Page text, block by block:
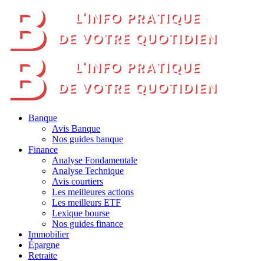
Banque
Avis Banque
Nos guides banque
Finance
Analyse Fondamentale
Analyse Technique
Avis courtiers
Les meilleures actions
Les meilleurs ETF
Lexique bourse
Nos guides finance
Immobilier
Épargne
Retraite